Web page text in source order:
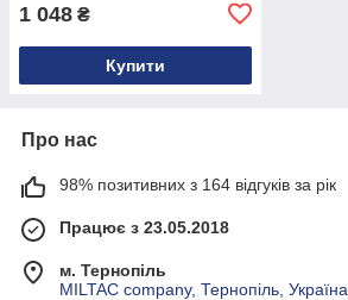
1 048 ₴
Купити
Про нас
98% позитивних з 164 відгуків за рік
Працює з 23.05.2018
м. Тернопіль
MILTAC company, Тернопіль, Україна